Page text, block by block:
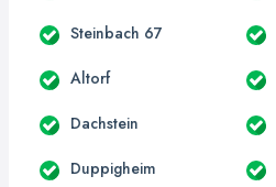
Steinbach 67
Altorf
Dachstein
Duppigheim